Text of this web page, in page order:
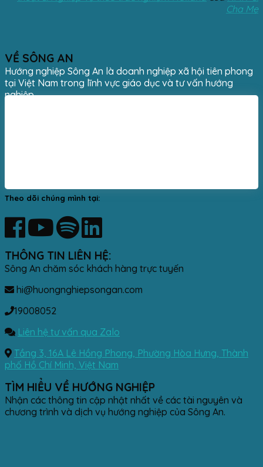
Cha Mẹ
VỀ SÔNG AN
Hướng nghiệp Sông An là doanh nghiệp xã hội tiên phong
tại Việt Nam trong lĩnh vực giáo dục và tư vấn hướng
nghiệp.
Theo dõi chúng mình tại:
THÔNG TIN LIÊN HỆ:
Sông An chăm sóc khách hàng trực tuyến
hi@huongnghiepsongan.com
19008052
Liên hệ tư vấn qua Zalo
Tầng 3, 16A Lê Hồng Phong, Phường Hòa Hưng, Thành
phố Hồ Chí Minh, Việt Nam
TÌM HIỂU VỀ HƯỚNG NGHIỆP
Nhận các thông tin cập nhật nhất về các tài nguyên và
chương trình và dịch vụ hướng nghiệp của Sông An.